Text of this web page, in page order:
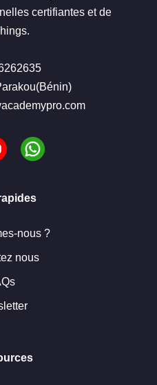
certifiantes et de
nous ?
nous